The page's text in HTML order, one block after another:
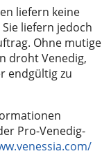
liefern keine
liefern jedoch
Ohne mutige
droht Venedig,
endgültig zu
Pro-Venedig-